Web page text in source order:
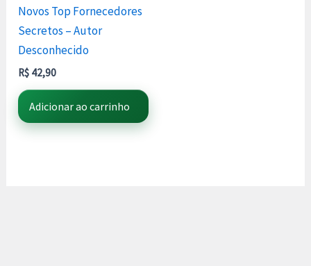
Novos Top Fornecedores
Secretos – Autor
Desconhecido
R$ 42,90
Adicionar ao carrinho